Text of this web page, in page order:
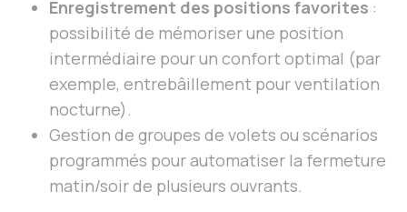
Enregistrement des positions favorites :
possibilité de mémoriser une position
intermédiaire pour un confort optimal (par
exemple, entrebâillement pour ventilation
nocturne).
Gestion de groupes de volets ou scénarios
programmés pour automatiser la fermeture
matin/soir de plusieurs ouvrants.